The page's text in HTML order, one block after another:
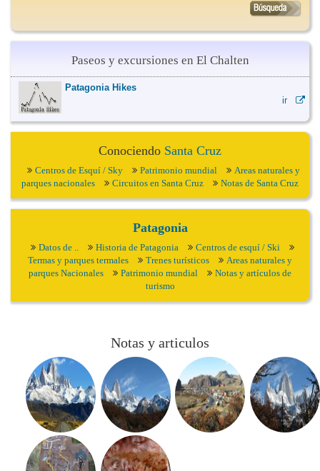
Paseos y excursiones en El Chalten
Patagonia Hikes
ir
Conociendo Santa Cruz
Centros de Esquí / Sky Patrimonio mundial
Areas naturales y
parques nacionales
Circuitos en Santa Cruz Notas de Santa Cruz
Patagonia
Datos de .. Historia de Patagonia
Centros de esquí / Ski
Termas y parques termales
Trenes turísticos
Areas naturales y
parques Nacionales
Patrimonio mundial
Notas y artículos de
turismo
Notas y articulos